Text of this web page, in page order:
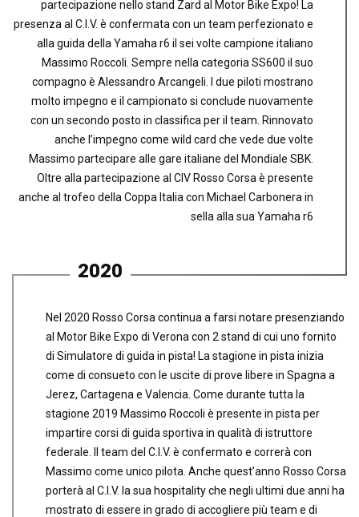
partecipazione nello stand Zard al Motor Bike Expo! La
presenza al C.I.V. è confermata con un team perfezionato e
alla guida della Yamaha r6 il sei volte campione italiano
Massimo Roccoli. Sempre nella categoria SS600 il suo
compagno è Alessandro Arcangeli. I due piloti mostrano
molto impegno e il campionato si conclude nuovamente
con un secondo posto in classifica per il team. Rinnovato
anche l’impegno come wild card che vede due volte
Massimo partecipare alle gare italiane del Mondiale SBK.
Oltre alla partecipazione al CIV Rosso Corsa è presente
anche al trofeo della Coppa Italia con Michael Carbonera in
sella alla sua Yamaha r6
2020
Nel 2020 Rosso Corsa continua a farsi notare presenziando
al Motor Bike Expo di Verona con 2 stand di cui uno fornito
di Simulatore di guida in pista! La stagione in pista inizia
come di consueto con le uscite di prove libere in Spagna a
Jerez, Cartagena e Valencia. Come durante tutta la
stagione 2019 Massimo Roccoli è presente in pista per
impartire corsi di guida sportiva in qualità di istruttore
federale. Il team del C.I.V. è confermato e correrà con
Massimo come unico pilota. Anche quest’anno Rosso Corsa
porterà al C.I.V. la sua hospitality che negli ultimi due anni ha
mostrato di essere in grado di accogliere più team e di